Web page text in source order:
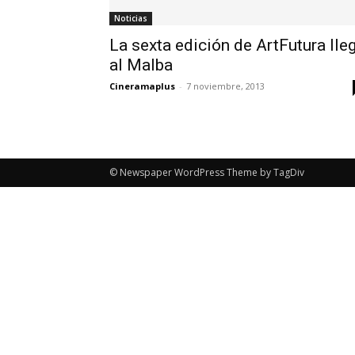
Noticias
La sexta edición de ArtFutura
al Malba
Cineramaplus - 7 noviembre, 2013
© Newspaper WordPress Theme by TagDiv